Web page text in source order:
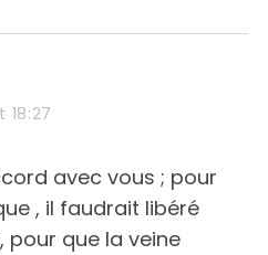
18:27
avec vous ; pour
, il faudrait libéré
pour que la veine